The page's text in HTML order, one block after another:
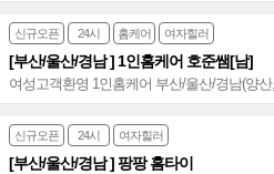
신규오픈 24시 홈케어 여자힐러
[부산/울산/경남 ] 1인홈케어 호준쌤[남]
여성고객환영 1인홈케어 부산/울산/경남(양
만족도 up 해운대 No.1~♥
신규오픈 24시 여자힐러
[부산/울산/경남 ] 팡팡 홈타이